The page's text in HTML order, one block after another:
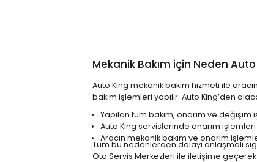
Mekanik Bakım için Neden
Auto King mekanik bakım hizmeti ile
bakım işlemleri yapılır. Auto King’den
Yapılan tüm bakım, onarım ve
Auto King servislerinde onarım
Aracın mekanik bakım ve onarım
Tüm bu nedenlerden dolayı anlaşmalı
Oto Servis Merkezleri ile iletişime geçerek